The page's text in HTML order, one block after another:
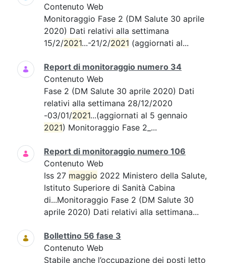
Contenuto Web
Monitoraggio Fase 2 (DM Salute 30 aprile
2020) Dati relativi alla settimana
15/2/2021...-21/2/2021 (aggiornati al...
Report di monitoraggio numero 34
Contenuto Web
Fase 2 (DM Salute 30 aprile 2020) Dati
relativi alla settimana 28/12/2020
-03/01/2021...(aggiornati al 5 gennaio
2021) Monitoraggio Fase 2_...
Report di monitoraggio numero 106
Contenuto Web
Iss 27 maggio 2022 Ministero della Salute,
Istituto Superiore di Sanità Cabina
di...Monitoraggio Fase 2 (DM Salute 30
aprile 2020) Dati relativi alla settimana...
Bollettino 56 fase 3
Contenuto Web
Stabile anche l’occupazione dei posti letto